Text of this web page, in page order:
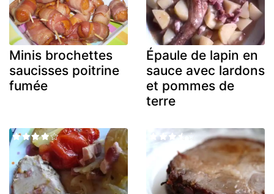
Minis brochettes
saucisses poitrine
fumée
Épaule de lapin en
sauce avec lardons
et pommes de
terre